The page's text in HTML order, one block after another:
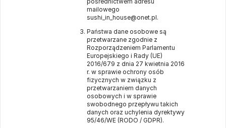
mailowego
sushi_in_house@onet.pl.
Państwa dane osobowe są
przetwarzane zgodnie z
Rozporządzeniem Parlamentu
Europejskiego i Rady (UE)
2016/679 z dnia 27 kwietnia 2016
r. w sprawie ochrony osób
fizycznych w związku z
przetwarzaniem danych
osobowych i w sprawie
swobodnego przepływu takich
danych oraz uchylenia dyrektywy
95/46/WE (RODO / GDPR).